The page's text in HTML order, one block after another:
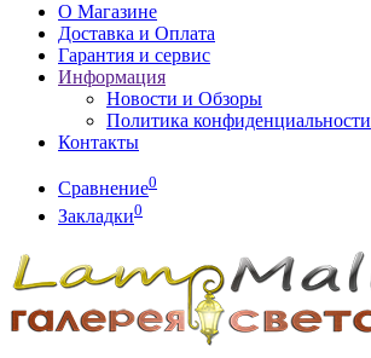
О Магазине
Доставка и Оплата
Гарантия и сервис
Информация
Новости и Обзоры
Политика конфиденциальности
Контакты
Сравнение0
Закладки0